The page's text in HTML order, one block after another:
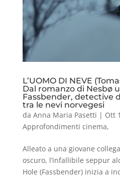
L’UOMO DI NEVE
Dal romanzo di Nesbø
Fassbender, detective
tra le nevi norvegesi
da Anna Maria Pasetti | Ott
Approfondimenti cinema,
Alleato a una giovane
oscuro, l’infallibile seppur
Hole (Fassbender) inizia a